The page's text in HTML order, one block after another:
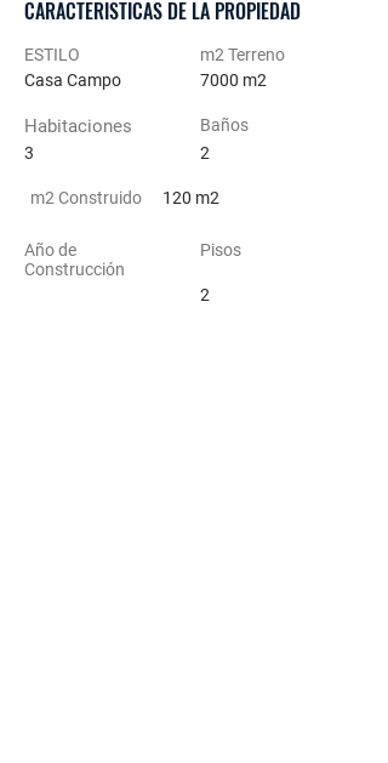
CARACTERISTICAS DE LA PROPIEDAD
ESTILO
Casa Campo
m2 Terreno
7000 m2
Habitaciones
3
m2 Construido
Baños
2
120 m2
Año de
Construcción
Pisos
2